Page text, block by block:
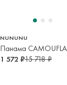
NUNUNU
Панама
1 572 ₽15 718 ₽